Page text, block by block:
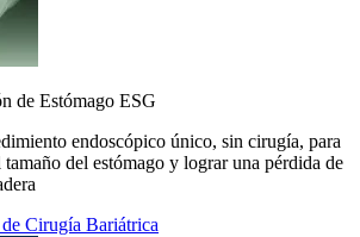
de Estómago ESG
endoscópico único, sin cirugía, para
del estómago y lograr una pérdida de
Cirugía Bariátrica